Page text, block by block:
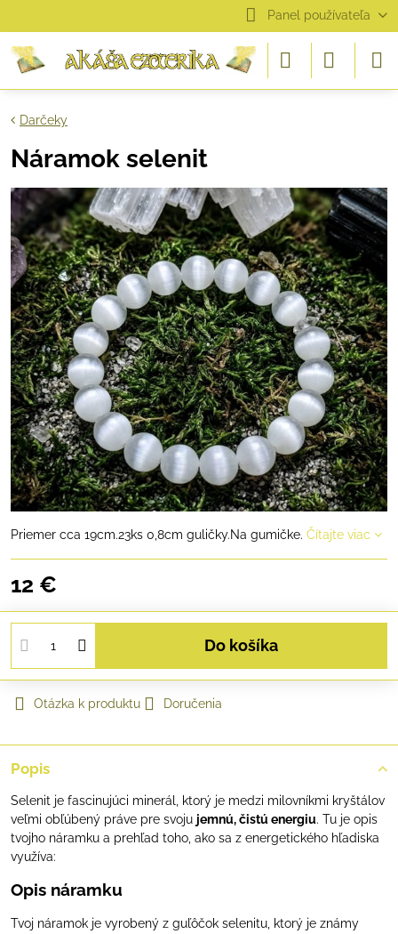
Panel používateľa
Darčeky
Náramok selenit
Priemer cca 19cm.23ks 0,8cm guličky.Na gumičke. Čítajte viac
12 €
Do košíka
Otázka k produktu Doručenia
Popis
Selenit je fascinujúci minerál, ktorý je medzi milovníkmi kryštálov
veľmi obľúbený práve pre svoju jemnú, čistú energiu. Tu je opis
tvojho náramku a prehľad toho, ako sa z energetického hľadiska
využíva:
Opis náramku
Tvoj náramok je vyrobený z guľôčok selenitu, ktorý je známy